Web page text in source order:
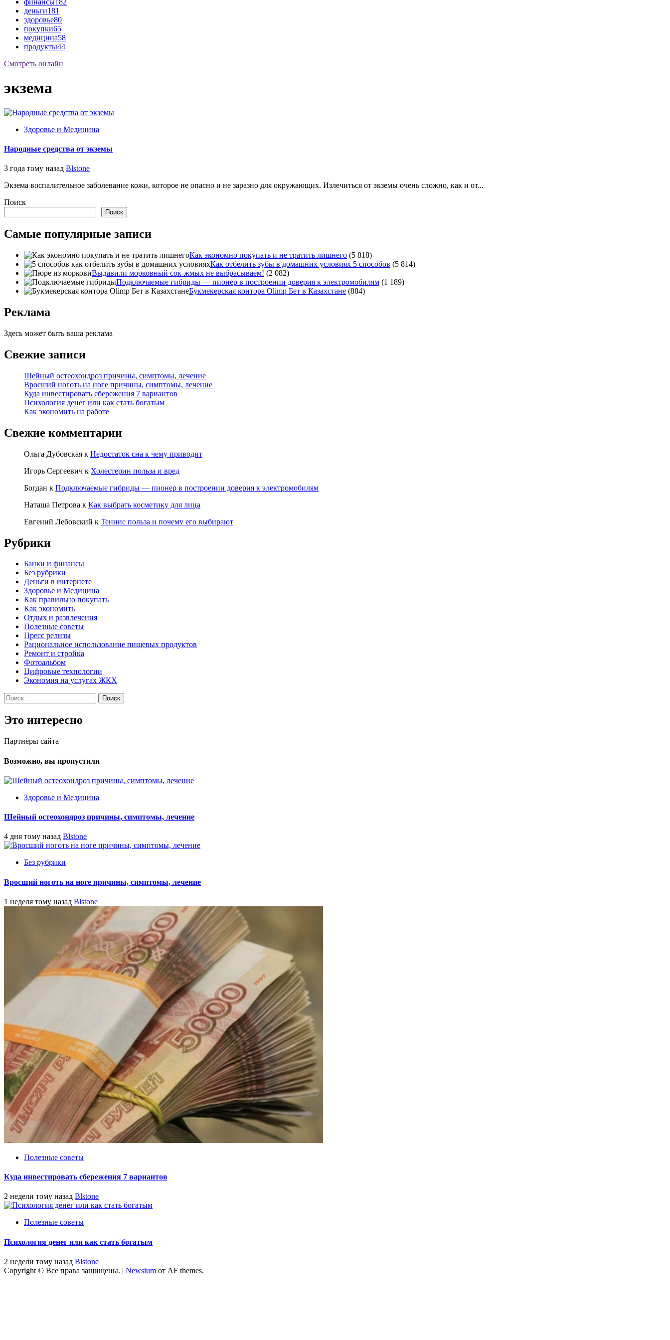
финансы 182
деньги181
здоровье80
покупки65
медицина58
продукты44
Смотреть онлайн
экзема
Здоровье и Медицина
Народные средства от экземы
3 года тому назад Blstone
Экзема воспалительное заболевание кожи, которое не опасно и не заразно для окружающих. Излечиться от экземы очень сложно, как и от...
Поиск
Поиск
Самые популярные записи
Как экономно покупать и не тратить лишнего (5 818)
Как отбелить зубы в домашних условиях 5 способов (5 814)
Выдавили морковный сок-жмых не выбрасываем! (2 082)
Подключаемые гибриды — пионер в построении доверия к электромобилям (1 189)
Букмекерская контора Olimp Бет в Казахстане (884)
Реклама
Здесь может быть ваша реклама
Свежие записи
Шейный остеохондроз причины, симптомы, лечение
Вросший ноготь на ноге причины, симптомы, лечение
Куда инвестировать сбережения 7 вариантов
Психология денег или как стать богатым
Как экономить на работе
Свежие комментарии
Ольга Дубовская к Недостаток сна к чему приводит
Игорь Сергеевич к Холестерин польза и вред
Богдан к Подключаемые гибриды — пионер в построении доверия к электромобилям
Наташа Петрова к Как выбрать косметику для лица
Евгений Лебовский к Теннис польза и почему его выбирают
Рубрики
Банки и финансы
Без рубрики
Деньги в интернете
Здоровье и Медицина
Как правильно покупать
Как экономить
Отдых и развлечения
Полезные советы
Пресс релизы
Рациональное использование пищевых продуктов
Ремонт и стройка
Фотоальбом
Цифровые технологии
Экономия на услугах ЖКХ
Найти:
Это интересно
Партнёры сайта
Возможно, вы пропустили
Здоровье и Медицина
Шейный остеохондроз причины, симптомы, лечение
4 дня тому назад Blstone
Без рубрики
Вросший ноготь на ноге причины, симптомы, лечение
1 неделя тому назад Blstone
Полезные советы
Куда инвестировать сбережения 7 вариантов
2 недели тому назад Blstone
Полезные советы
Психология денег или как стать богатым
2 недели тому назад Blstone
Copyright © Все права защищены. | Newsium от AF themes.